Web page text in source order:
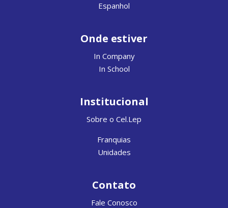
Espanhol
Onde estiver
In Company
In School
Institucional
Sobre o Cel.Lep
Franquias
Unidades
Contato
Fale Conosco